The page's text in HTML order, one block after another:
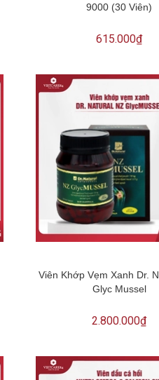
9000 (30 Viên)
615.000₫
Viên Khớp Vẹm Xanh Dr.
Glyc Mussel
2.800.000₫